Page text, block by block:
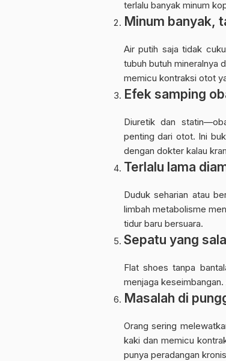
terlalu banyak minum
Minum banyak,
Air putih saja tidak
tubuh butuh mineralnya
memicu kontraksi otot
Efek samping
Diuretik dan
penting dari otot. Ini
dengan dokter kalau
Terlalu lama
Duduk seharian atau
limbah metabolisme
tidur baru bersuara.
Sepatu yang
Flat shoes tanpa
menjaga
Masalah di
Orang sering
kaki dan memicu
punya peradangan